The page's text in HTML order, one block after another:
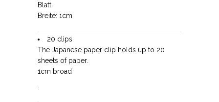
Blatt.
Breite: 1cm
20 clips
The Japanese paper clip holds up to 20
sheets of paper.
1cm broad